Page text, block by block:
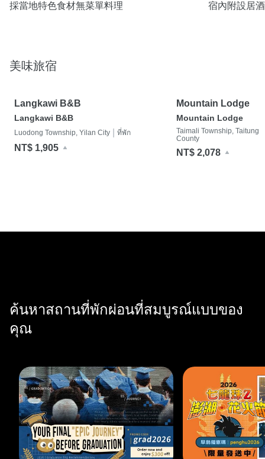
採當地特色食材無菜單料理 宿內附設居
美味旅宿
Langkawi B&B
Langkawi B&B
Luodong Township, Yilan City ที่พัก
NT$ 1,905
Mountain Lodge
Mountain Lodge
Taimali Township, Taitung
County
NT$ 2,078
ค้นหาสถานที่พักผ่อนที่สมบูรณ์แบบของ
คุณ